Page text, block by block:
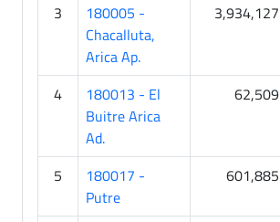
3
180005 -
Chacalluta,
Arica Ap.
3,934,127
4
180013 - El
Buitre Arica
Ad.
62,509
5
180017 -
Putre
601,885